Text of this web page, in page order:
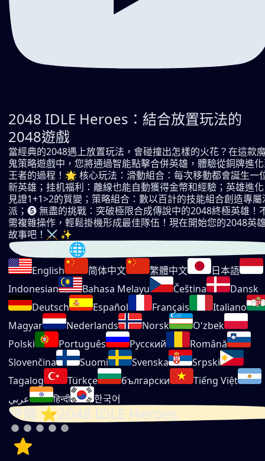
2048 IDLE Heroes：結合放置玩法的
2048遊戲
當經典的2048遇上放置玩法，會碰撞出怎樣的火花？在這款
鬼策略遊戲中，您將通過智能點擊合併英雄，體驗從銅牌進
王者的過程！🌟 核心玩法：滑動組合：每次移動都會誕生一
新英雄；挂机福利：離線也能自動獲得金幣和經驗；英雄進
見證1+1>2的質變；策略組合：數以百計的技能組合創造專屬
派；❺ 無盡的挑戰：突破極限合成傳說中的2048終極英雄！
需複雜操作，輕鬆掛機形成最佳隊伍！現在開始您的2048英
故事吧！⚔️ ✨
選擇語言 🌐
English 简体中文 繁體中文
日本語
Indonesian
Bahasa Melayu Čeština
Dansk
Deutsch
Español Français
Italiano
Magyar
Nederlands Norsk
O'zbek
Polski
Português Русский
Română
Slovenčina
Suomi Svenska
Srpski
Tagalog
Türkçe български
Tiếng Việt
عربي
हिन्दी 한국어
評價 ⭐2048 IDLE Heroes